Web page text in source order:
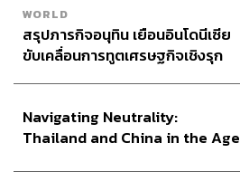
WORLD
สรุปภารกิจอนุทิน เยือนอินโดนีเซีย
ขับเคลื่อนการทูตเศรษฐกิจเชิงรุก
Navigating Neutrality:
Thailand and China in the Age